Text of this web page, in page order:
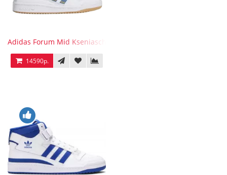
Adidas Forum Mid Kseniaschnaider
14590р.